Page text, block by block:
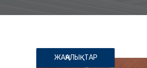
ЖАҢАЛЫҚТАР